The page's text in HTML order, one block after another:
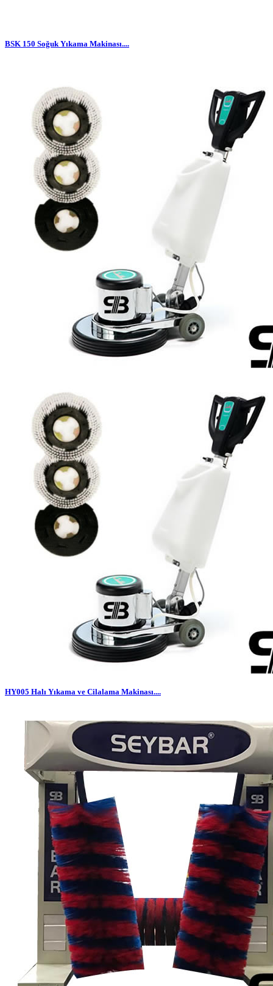
BSK 150 Soğuk Yıkama Makinası....
HY005 Halı Yıkama ve Cilalama Makinası....